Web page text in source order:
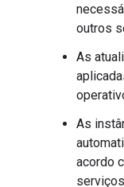
outros
As
As
acordo